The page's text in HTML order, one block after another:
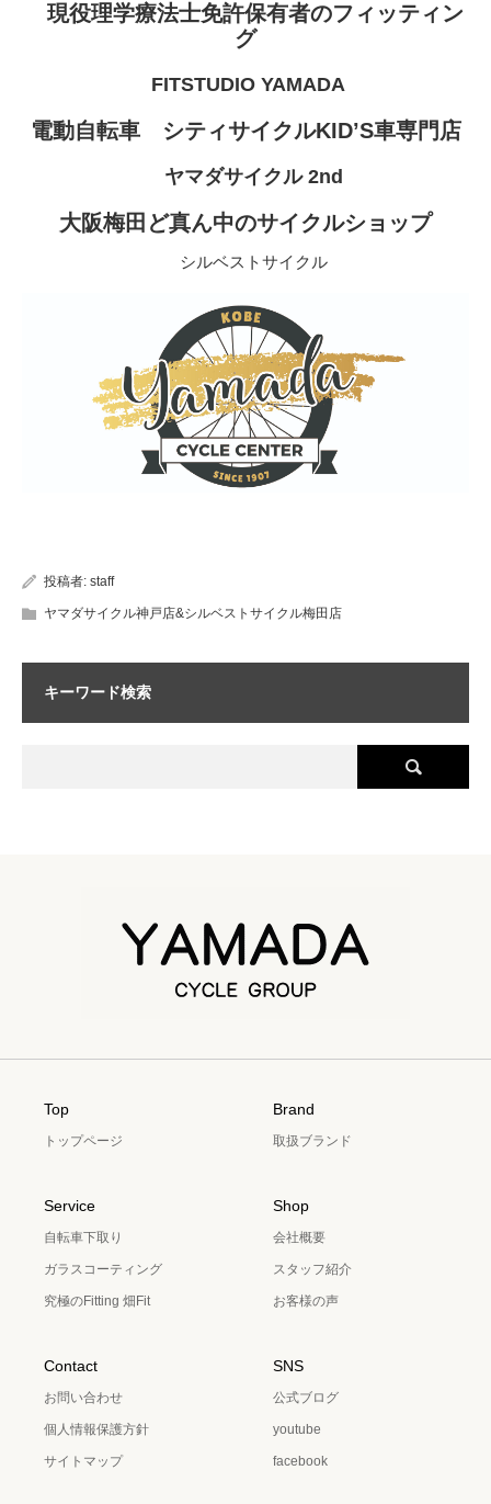
現役理学療法士免許保有者のフィッティン
グ
FITSTUDIO YAMADA
電動自転車 シティサイクルKID’S車専門店
ヤマダサイクル 2nd
大阪梅田ど真ん中のサイクルショップ
シルベストサイクル
投稿者: staff
ヤマダサイクル神戸店&シルベストサイクル梅田店
キーワード検索
Top
トップページ
Brand
取扱ブランド
Service
自転車下取り
ガラスコーティング
究極のFitting 畑Fit
Shop
会社概要
スタッフ紹介
お客様の声
Contact
お問い合わせ
個人情報保護方針
サイトマップ
SNS
公式ブログ
youtube
facebook